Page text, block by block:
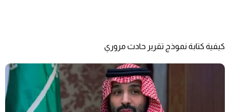
كيفية كتابة نموذج تقرير حادث مروري